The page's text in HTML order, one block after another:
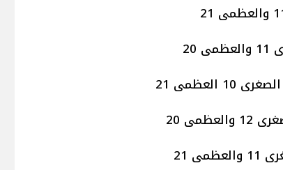
21
20
21